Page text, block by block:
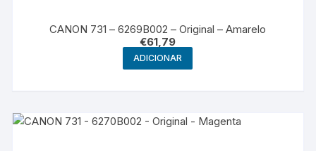
CANON 731 – 6269B002 – Original – Amarelo
€61,79
ADICIONAR